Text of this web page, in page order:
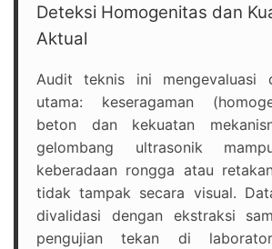
Deteksi Homogenitas dan
Aktual
Audit teknis ini mengevaluasi
utama: keseragaman
beton dan kekuatan
gelombang ultrasonik
keberadaan rongga atau
tidak tampak secara visual.
divalidasi dengan ekstraksi
pengujian tekan di